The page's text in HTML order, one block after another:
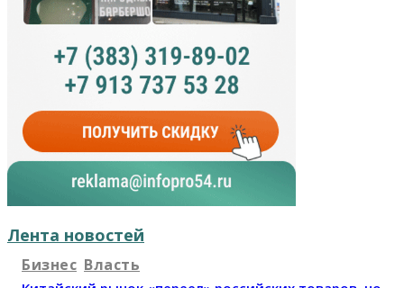
Лента новостей
Бизнес Власть